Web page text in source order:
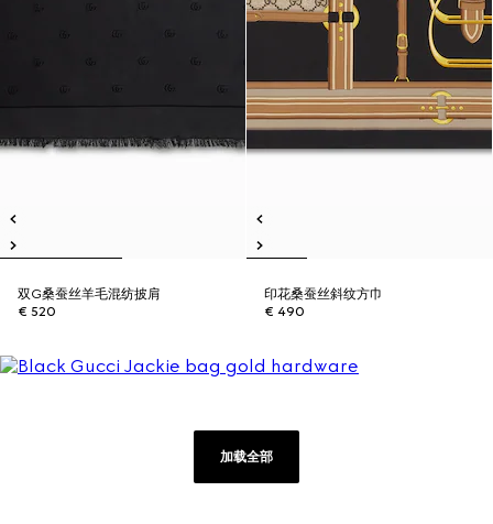
双G桑蚕丝羊毛混纺披肩
€ 520
印花桑蚕丝斜纹方巾
€ 490
加载全部